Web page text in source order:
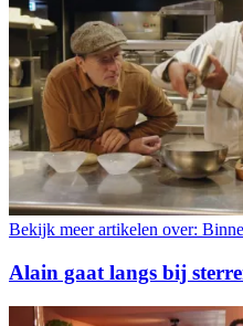
Bekijk meer artikelen over:
Alain gaat langs bij